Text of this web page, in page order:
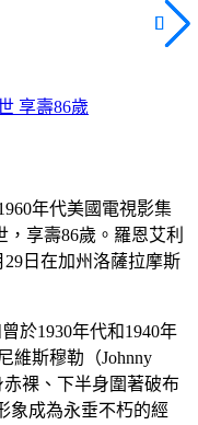
年代美國電視影集
，享壽86歲。羅恩艾利
日在加州洛薩拉摩斯
於1930年代和1940年
維斯穆勒（Johnny
赤裸、下半身圍著破布
象成為永垂不朽的經